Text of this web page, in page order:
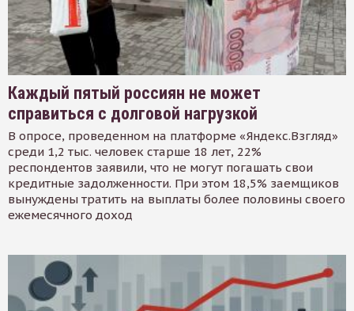
Каждый пятый россиян не может
справиться с долговой нагрузкой
В опросе, проведенном на платформе «Яндекс.Взгляд»
среди 1,2 тыс. человек старше 18 лет, 22%
респондентов заявили, что не могут погашать свои
кредитные задолженности. При этом 18,5% заемщиков
вынуждены тратить на выплаты более половины своего
ежемесячного доход